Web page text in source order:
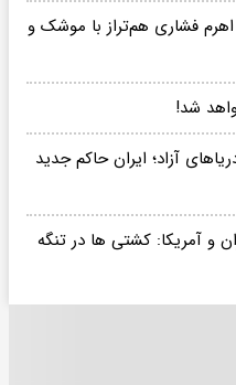
فشاری هم‌تراز با موشک و
شد!
آزاد؛ ایران حاکم جدید
و آمریکا: کشتی ها در تنگه